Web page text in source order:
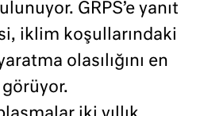
GRPS’e yanıt
iklim koşullarındaki
olasılığını en